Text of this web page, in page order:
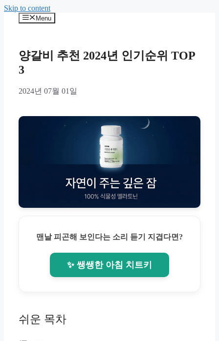
Skip to content
Menu
양갈비 추천 2024년 인기순위 TOP
3
2024년 07월 01일
맨날 피곤해 보인다는 소리 듣기 지겹다면?
✨ 쌩쌩한 아침 치트키
쉬운 목차